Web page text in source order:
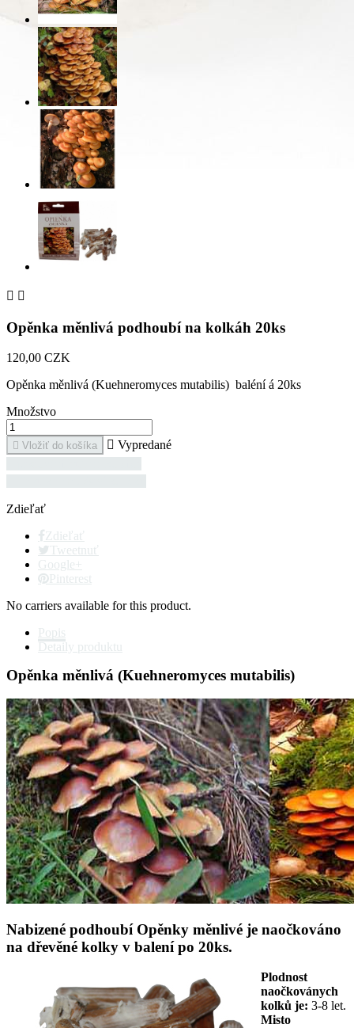
 
Opěnka měnlivá podhoubí na kolkáh 20ks
120,00 CZK
Opěnka měnlivá (Kuehneromyces mutabilis) baléní á 20ks
Množstvo
 Vložiť do košíka  Vypredané
Zdieľať
Zdieľať
Tweetnuť
Google+
Pinterest
No carriers available for this product.
Popis
Detaily produktu
Opěnka měnlivá (Kuehneromyces mutabilis)
Nabizené podhoubí Opěnky měnlivé je naočkováno
na dřevěné kolky v balení po 20ks.
Plodnost
naočkoványch
kolků je: 3-8 let.
Misto